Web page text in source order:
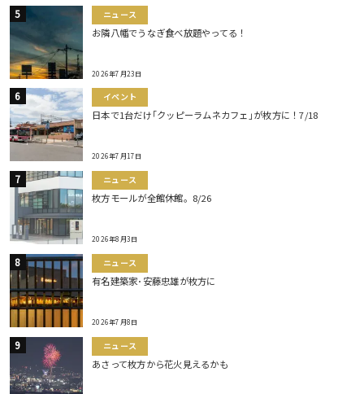
ニュース
お隣八幡でうなぎ食べ放題やってる！
2026年7月23日
イベント
日本で1台だけ｢クッピーラムネカフェ｣が枚方に！7/18
2026年7月17日
ニュース
枚方モールが全館休館。8/26
2026年8月3日
ニュース
有名建築家･安藤忠雄が枚方に
2026年7月8日
ニュース
あさって枚方から花火見えるかも